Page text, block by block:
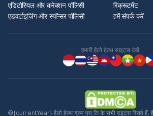
एडिटोरियल और करेक्शन पॉलिसी
एडवर्टाइज़िंग और स्पॉन्सर पॉलिसी
रिक्रूटमेंट
हमें संपर्क करें
हमारी हैलो हेल्थ साइट्स देखें
©{currentYear} हैलो हेल्थ ग्रुप प्रा लि के सभी राइट्स रिसर्व हैं.